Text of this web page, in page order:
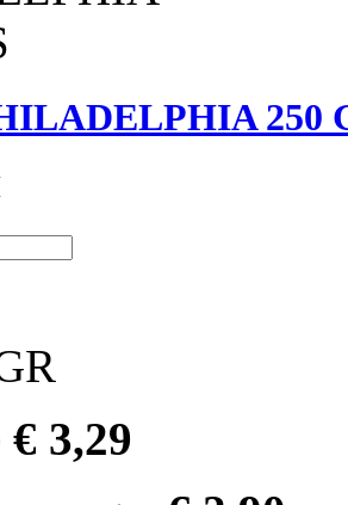
250
€ 3,29